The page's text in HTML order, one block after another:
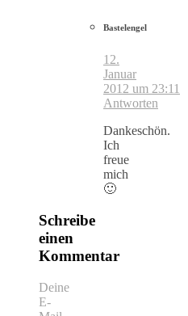
Bastelengel
12.
Januar
2012 um 23:11
Antworten
Dankeschön.
Ich
freue
mich
🙂
Schreibe
einen
Kommentar
Deine
E-